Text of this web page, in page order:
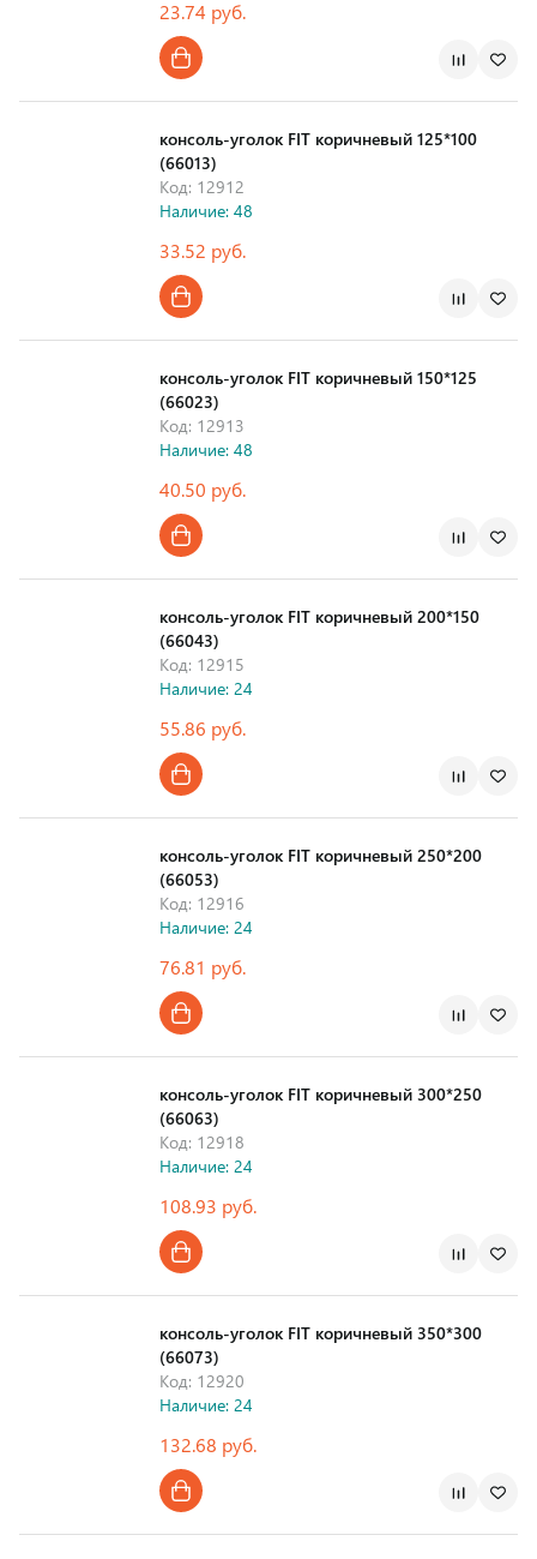
23.74 руб.
консоль-уголок FIT коричневый 125*100
(66013)
Код: 12912
Наличие: 48
33.52 руб.
консоль-уголок FIT коричневый 150*125
(66023)
Код: 12913
Наличие: 48
40.50 руб.
консоль-уголок FIT коричневый 200*150
(66043)
Код: 12915
Наличие: 24
55.86 руб.
консоль-уголок FIT коричневый 250*200
(66053)
Код: 12916
Наличие: 24
76.81 руб.
консоль-уголок FIT коричневый 300*250
(66063)
Код: 12918
Наличие: 24
108.93 руб.
консоль-уголок FIT коричневый 350*300
(66073)
Код: 12920
Наличие: 24
132.68 руб.